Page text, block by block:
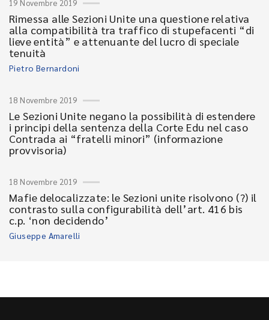
19 Novembre 2019
Rimessa alle Sezioni Unite una questione relativa
alla compatibilità tra traffico di stupefacenti “di
lieve entità” e attenuante del lucro di speciale
tenuità
Pietro Bernardoni
18 Novembre 2019
Le Sezioni Unite negano la possibilità di estendere
i principi della sentenza della Corte Edu nel caso
Contrada ai “fratelli minori” (informazione
provvisoria)
18 Novembre 2019
Mafie delocalizzate: le Sezioni unite risolvono (?) il
contrasto sulla configurabilità dell’art. 416 bis
c.p. ‘non decidendo’
Giuseppe Amarelli